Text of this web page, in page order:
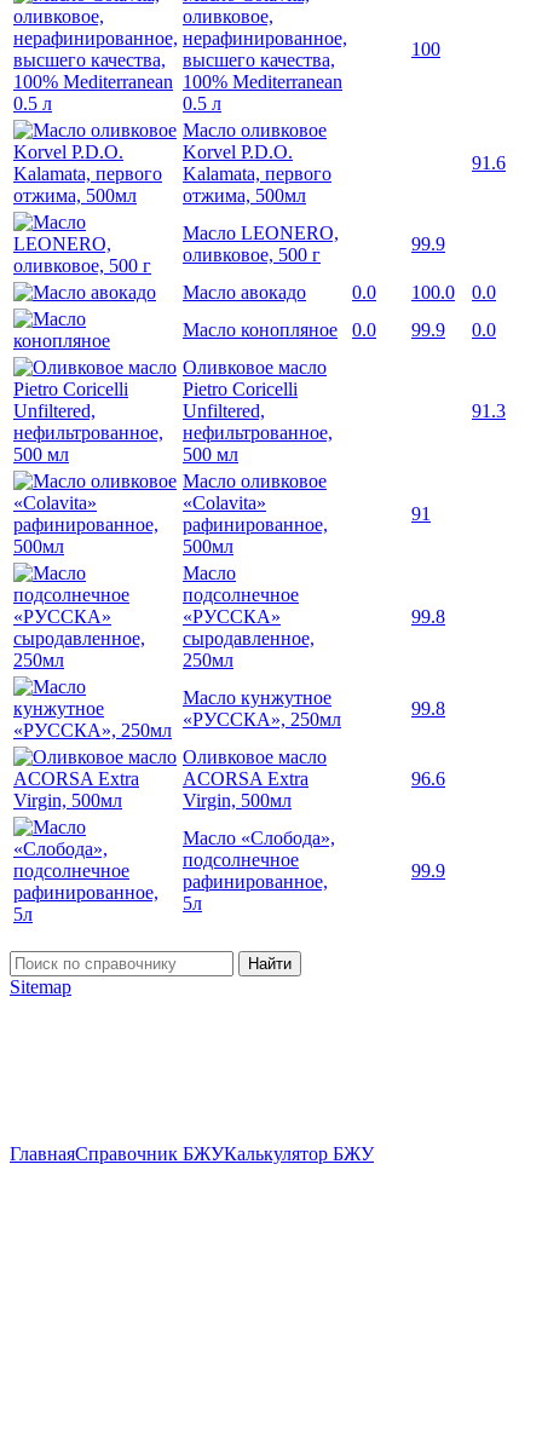
оливковое,
нерафинированное,
высшего качества,
100% Mediterranean
0.5 л
100
Масло оливковое
Korvel P.D.O.
Kalamata, первого
отжима, 500мл
91.6
Масло LEONERO,
оливковое, 500 г
99.9
Масло авокадо 0.0 100.0
0.0
Масло конопляное
0.0 99.9
0.0
Оливковое масло
Pietro Coricelli
Unfiltered,
нефильтрованное,
500 мл
91.3
Масло оливковое
«Colavita»
рафинированное,
500мл
91
Масло
подсолнечное
«РУССКА»
сыродавленное,
250мл
99.8
Масло кунжутное
«РУССКА», 250мл
99.8
Оливковое масло
ACORSA Extra
Virgin, 500мл
96.6
Масло «Слобода»,
подсолнечное
рафинированное,
5л
99.9
Найти
Sitemap
ГлавнаяСправочник БЖУКалькулятор БЖУ